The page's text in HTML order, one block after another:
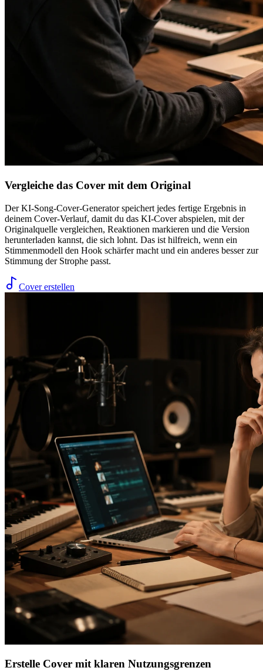
Vergleiche das Cover mit dem Original
Der KI-Song-Cover-Generator speichert jedes fertige Ergebnis in
deinem Cover-Verlauf, damit du das KI-Cover abspielen, mit der
Originalquelle vergleichen, Reaktionen markieren und die Version
herunterladen kannst, die sich lohnt. Das ist hilfreich, wenn ein
Stimmenmodell den Hook schärfer macht und ein anderes besser zur
Stimmung der Strophe passt.
Cover erstellen
Erstelle Cover mit klaren Nutzungsgrenzen